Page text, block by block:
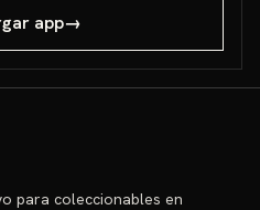
app→
para coleccionables en